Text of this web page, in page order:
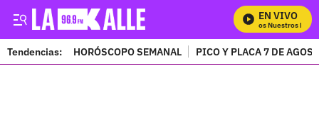
EN VIVO
Mira Todos Nuestros
Tendencias: HORÓSCOPO SEMANAL PICO Y PLACA 7 DE